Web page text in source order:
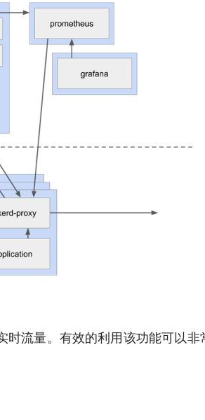
流量。有效的利用该功能可以非